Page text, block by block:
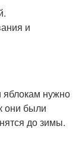
яблокам нужно
они были
до зимы.